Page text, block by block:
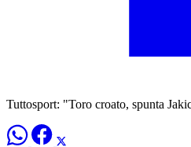
Tuttosport: "Toro croato, spunta